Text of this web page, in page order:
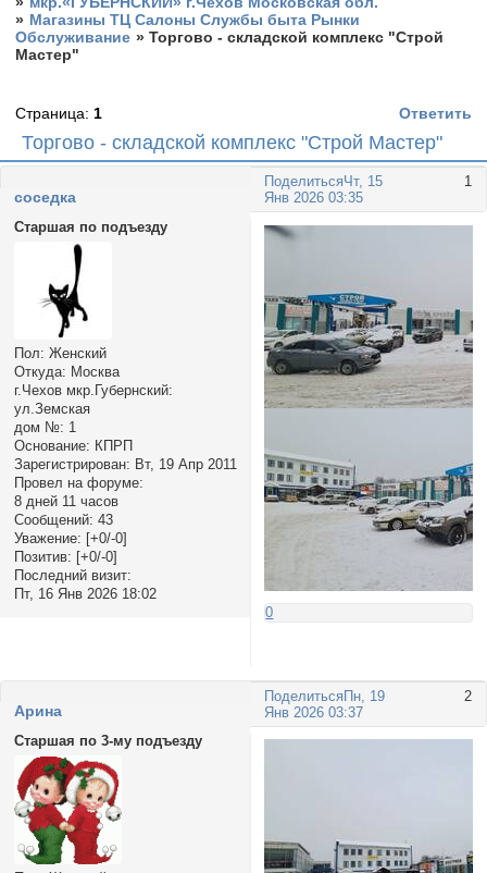
» Магазины ТЦ Салоны Службы быта Рынки
Обслуживание »Торгово - складской комплекс "Строй
Мастер"
Торгово - складской комплекс "Строй Мастер"
Страница: 1 Ответить
Поделиться 1
Чт, 15
Янв 2026 03:35
соседка
Старшая по подъезду
Пол: Женский
Откуда: Москва
г.Чехов мкр.Губернский:
ул.Земская
дом №: 1
Основание: КПРП
Зарегистрирован: Вт, 19 Апр 2011
Провел на форуме:
8 дней 11 часов
Сообщений: 43
Уважение: [+0/-0]
Позитив: [+0/-0]
Последний визит:
Пт, 16 Янв 2026 18:02
0
Поделиться 2
Пн, 19
Янв 2026 03:37
Арина
Старшая по 3-му подъезду